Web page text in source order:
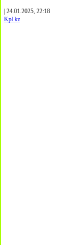
| 24.01.2025, 22:18
Kpl.kz